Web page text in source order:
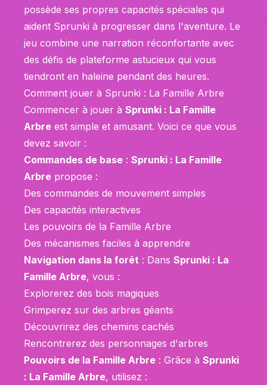
possède ses propres capacités spéciales qui
aident Sprunki à progresser dans l'aventure. Le
jeu combine une narration réconfortante avec
des défis de plateforme astucieux qui vous
tiendront en haleine pendant des heures.
Comment jouer à Sprunki : La Famille Arbre
Commencer à jouer à Sprunki : La Famille
Arbre est simple et amusant. Voici ce que vous
devez savoir :
Commandes de base : Sprunki : La Famille
Arbre propose :
Des commandes de mouvement simples
Des capacités interactives
Les pouvoirs de la Famille Arbre
Des mécanismes faciles à apprendre
Navigation dans la forêt : Dans Sprunki : La
Famille Arbre, vous :
Explorerez des bois magiques
Grimperez sur des arbres géants
Découvrirez des chemins cachés
Rencontrerez des personnages d'arbres
Pouvoirs de la Famille Arbre : Grâce à Sprunki
: La Famille Arbre, utilisez :